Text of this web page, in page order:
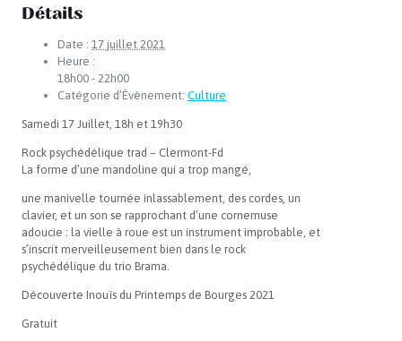
Détails
Date : 17 juillet 2021
Heure :
18h00 - 22h00
Catégorie d’Évènement: Culture
Samedi 17 Juillet, 18h et 19h30
Rock psychédélique trad – Clermont-Fd
La forme d’une mandoline qui a trop mangé,
une manivelle tournée inlassablement, des cordes, un
clavier, et un son se rapprochant d’une cornemuse
adoucie : la vielle à roue est un instrument improbable, et
s’inscrit merveilleusement bien dans le rock
psychédélique du trio Brama.
Découverte Inouïs du Printemps de Bourges 2021
Gratuit